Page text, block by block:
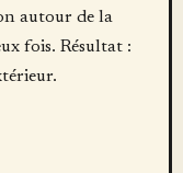
autour de la
fois. Résultat :